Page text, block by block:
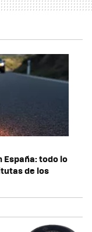
España: todo lo
de los